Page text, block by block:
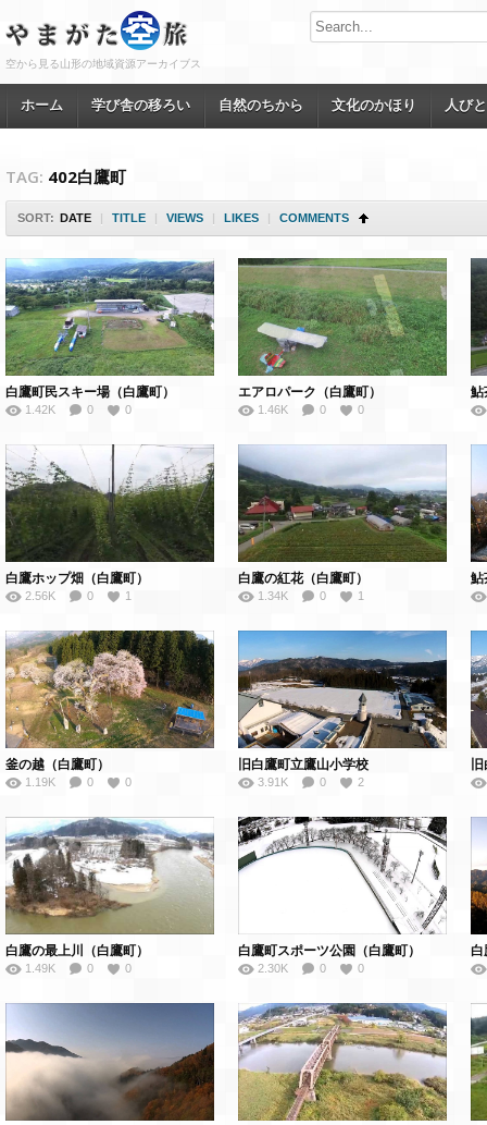
空から見る山形の地域資源アーカイブス
ホーム 学び舎の移ろい 自然のちから 文化のかほり 人び
TAG: 402白鷹町
SORT: DATE | TITLE | VIEWS | LIKES | COMMENTS
白鷹町民スキー場（白鷹町）
1.42K 0 0
エアロパーク（白鷹町）
1.46K 0 0
鮎
白鷹ホップ畑（白鷹町）
2.56K 0 1
白鷹の紅花（白鷹町）
1.34K 0 1
鮎
釜の越（白鷹町）
1.19K 0 0
旧白鷹町立鷹山小学校
3.91K 0 2
白鷹の最上川（白鷹町）
1.49K 0 0
白鷹町スポーツ公園（白鷹町）
2.30K 0 0
白